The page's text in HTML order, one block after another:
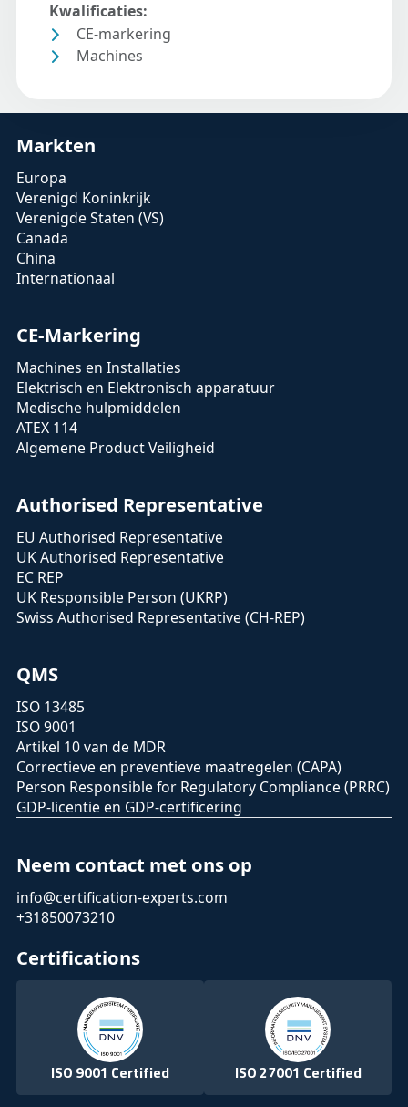
Kwalificaties:
CE-markering
Machines
Markten
Europa
Verenigd Koninkrijk
Verenigde Staten (VS)
Canada
China
Internationaal
CE-Markering
Machines en Installaties
Elektrisch en Elektronisch apparatuur
Medische hulpmiddelen
ATEX 114
Algemene Product Veiligheid
Authorised Representative
EU Authorised Representative
UK Authorised Representative
EC REP
UK Responsible Person (UKRP)
Swiss Authorised Representative (CH-REP)
QMS
ISO 13485
ISO 9001
Artikel 10 van de MDR
Correctieve en preventieve maatregelen (CAPA)
Person Responsible for Regulatory Compliance (PRRC)
GDP-licentie en GDP-certificering
Neem contact met ons op
info@certification-experts.com
+31850073210
Certifications
ISO 9001 Certified ISO 27001 Certified